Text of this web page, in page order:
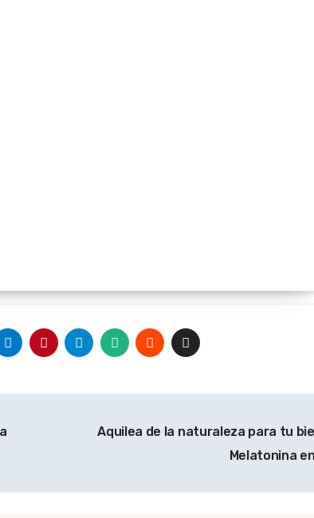
Aquilea de la naturaleza para tu
Melatonina